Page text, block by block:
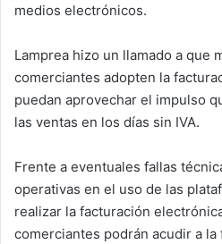
medios electrónicos.
Lamprea hizo un llamado a que
comerciantes adopten la
puedan aprovechar el impulso
las ventas en los días sin IVA.
Frente a eventuales fallas
operativas en el uso de las
realizar la facturación
comerciantes podrán acudir a la